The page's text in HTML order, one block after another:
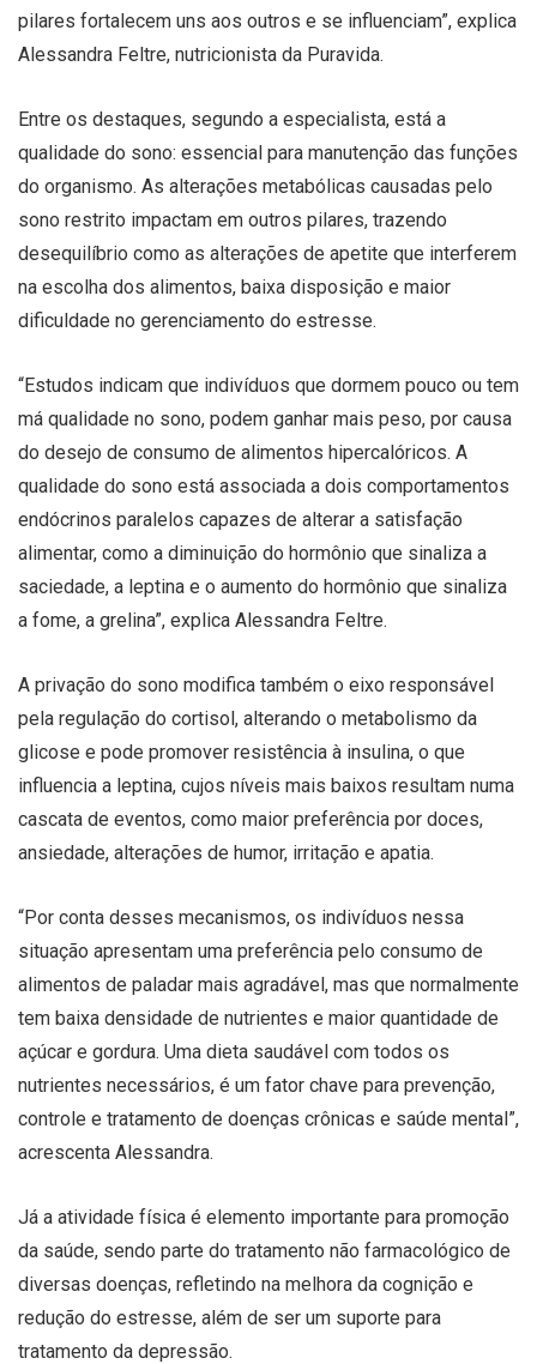
pilares fortalecem uns aos outros e se influenciam”, explica
Alessandra Feltre, nutricionista da Puravida.
Entre os destaques, segundo a especialista, está a
qualidade do sono: essencial para manutenção das funções
do organismo. As alterações metabólicas causadas pelo
sono restrito impactam em outros pilares, trazendo
desequilíbrio como as alterações de apetite que interferem
na escolha dos alimentos, baixa disposição e maior
dificuldade no gerenciamento do estresse.
“Estudos indicam que indivíduos que dormem pouco ou tem
má qualidade no sono, podem ganhar mais peso, por causa
do desejo de consumo de alimentos hipercalóricos. A
qualidade do sono está associada a dois comportamentos
endócrinos paralelos capazes de alterar a satisfação
alimentar, como a diminuição do hormônio que sinaliza a
saciedade, a leptina e o aumento do hormônio que sinaliza
a fome, a grelina”, explica Alessandra Feltre.
A privação do sono modifica também o eixo responsável
pela regulação do cortisol, alterando o metabolismo da
glicose e pode promover resistência à insulina, o que
influencia a leptina, cujos níveis mais baixos resultam numa
cascata de eventos, como maior preferência por doces,
ansiedade, alterações de humor, irritação e apatia.
“Por conta desses mecanismos, os indivíduos nessa
situação apresentam uma preferência pelo consumo de
alimentos de paladar mais agradável, mas que normalmente
tem baixa densidade de nutrientes e maior quantidade de
açúcar e gordura. Uma dieta saudável com todos os
nutrientes necessários, é um fator chave para prevenção,
controle e tratamento de doenças crônicas e saúde mental”,
acrescenta Alessandra.
Já a atividade física é elemento importante para promoção
da saúde, sendo parte do tratamento não farmacológico de
diversas doenças, refletindo na melhora da cognição e
redução do estresse, além de ser um suporte para
tratamento da depressão.